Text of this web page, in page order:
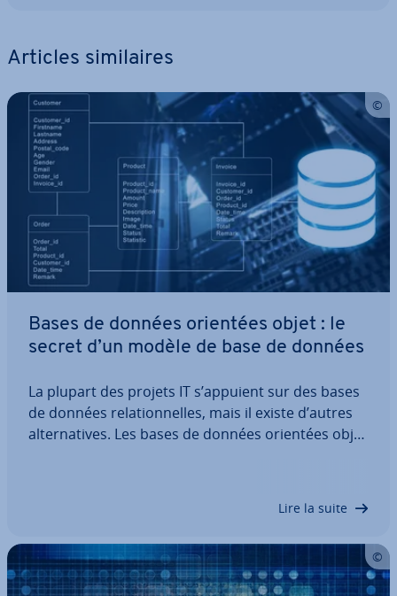
Articles si­mi­laires
Bases de données orientées objet : le
secret d’un modèle de base de données
La plupart des projets IT s’appuient sur des bases
de données re­la­tion­nelles, mais il existe d’autres
al­ter­na­tives. Les bases de données orientées objet
Lire la suite